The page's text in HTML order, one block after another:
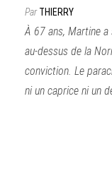
ParTHIERRY
À 67 ans, Martine a
au-dessus de la
conviction. Le
ni un caprice ni un